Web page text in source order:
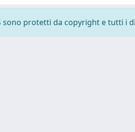
sono protetti da copyright e tutti i